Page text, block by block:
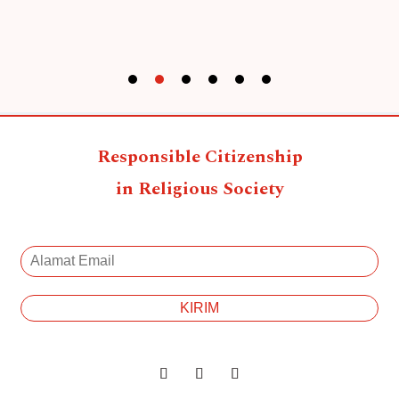
Responsible Citizenship
in Religious Society